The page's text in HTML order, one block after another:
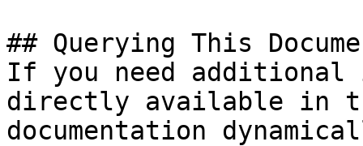
## Querying This
If you need
directly available in
documentation